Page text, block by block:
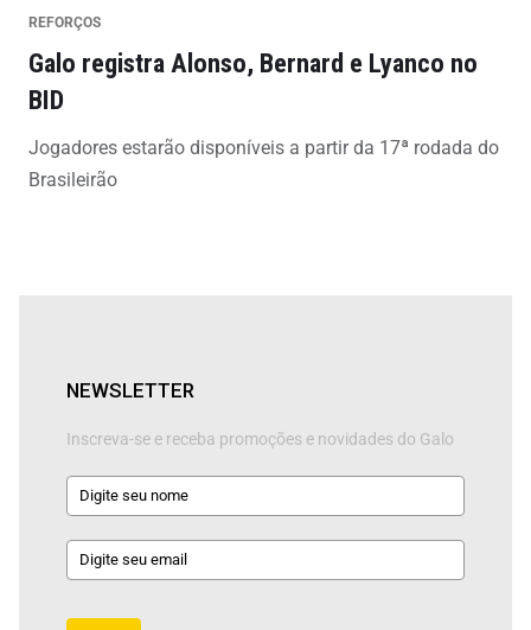
REFORÇOS
Galo registra Alonso, Bernard e Lyanco no
BID
Jogadores estarão disponíveis a partir da 17ª rodada do
Brasileirão
NEWSLETTER
Inscreva-se e receba promoções e novidades do Galo